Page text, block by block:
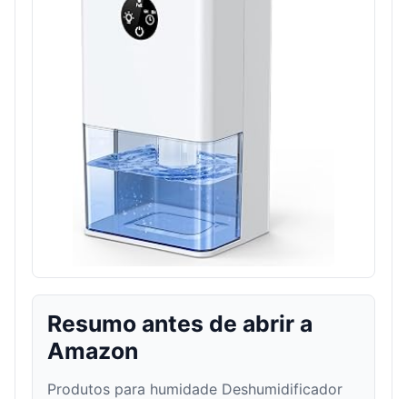
Resumo antes de abrir a
Amazon
Produtos para humidade Deshumidificador